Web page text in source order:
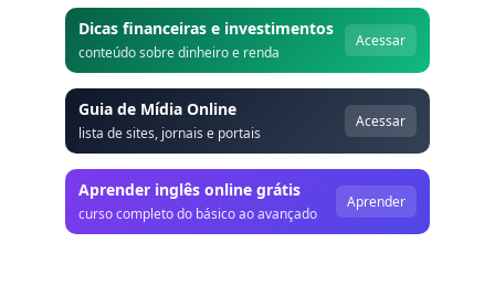
Dicas financeiras e investimentos
conteúdo sobre dinheiro e renda
Acessar
Guia de Mídia Online
lista de sites, jornais e portais
Acessar
Aprender inglês online grátis
curso completo do básico ao avançado
Aprender